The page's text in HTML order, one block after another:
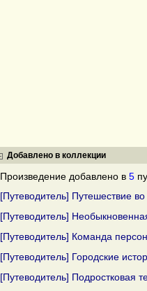
Добавлено в коллекции
Произведение добавлено в 5
[Путеводитель] Путешествие
[Путеводитель]
[Путеводитель] Команда
[Путеводитель] Городские
[Путеводитель] Подростковая